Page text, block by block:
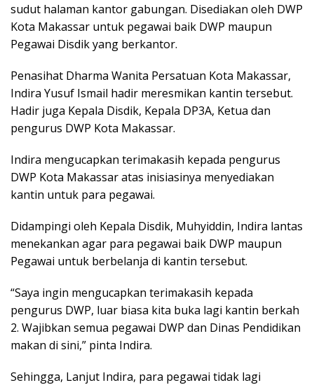
sudut halaman kantor gabungan. Disediakan oleh DWP
Kota Makassar untuk pegawai baik DWP maupun
Pegawai Disdik yang berkantor.
Penasihat Dharma Wanita Persatuan Kota Makassar,
Indira Yusuf Ismail hadir meresmikan kantin tersebut.
Hadir juga Kepala Disdik, Kepala DP3A, Ketua dan
pengurus DWP Kota Makassar.
Indira mengucapkan terimakasih kepada pengurus
DWP Kota Makassar atas inisiasinya menyediakan
kantin untuk para pegawai.
Didampingi oleh Kepala Disdik, Muhyiddin, Indira lantas
menekankan agar para pegawai baik DWP maupun
Pegawai untuk berbelanja di kantin tersebut.
“Saya ingin mengucapkan terimakasih kepada
pengurus DWP, luar biasa kita buka lagi kantin berkah
2. Wajibkan semua pegawai DWP dan Dinas Pendidikan
makan di sini,” pinta Indira.
Sehingga, Lanjut Indira, para pegawai tidak lagi